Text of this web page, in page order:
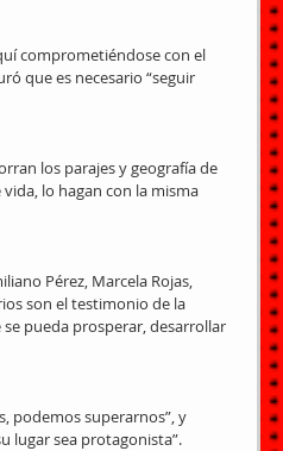
comprometiéndose con el
que es necesario “seguir
los parajes y geografía de
lo hagan con la misma
Pérez, Marcela Rojas,
son el testimonio de la
pueda prosperar, desarrollar
podemos superarnos”, y
lugar sea protagonista”.